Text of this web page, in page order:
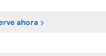
ahora